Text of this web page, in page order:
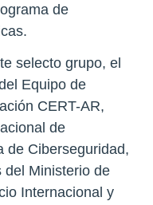
de
selecto grupo, el
Equipo de
CERT-AR,
de
de Ciberseguridad,
del Ministerio de
Internacional y